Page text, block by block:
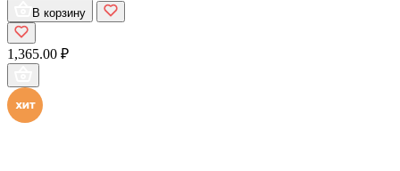
В корзину
1,365.00 ₽